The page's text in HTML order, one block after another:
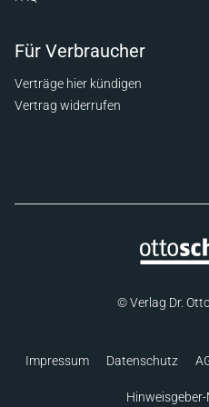
Für Verbraucher
Verträge hier kündigen
Vertrag widerrufen
© Verlag Dr.
Impressum Datenschutz